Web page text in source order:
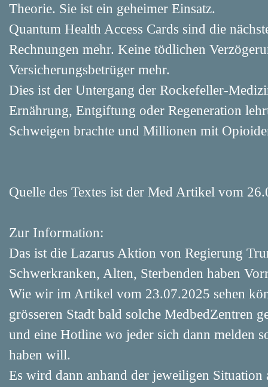
Theorie. Sie ist ein geheimer Einsatz.
Quantum Health Access Cards sind die
Rechnungen mehr. Keine tödlichen
Versicherungsbetrüger mehr.
Dies ist der Untergang der Rockefeller-
Ernährung, Entgiftung oder Regeneration
Schweigen brachte und Millionen mit
Quelle des Textes ist der Med Artikel vom
Zur Information:
Das ist die Lazarus Aktion von Regierung
Schwerkranken, Alten, Sterbenden haben
Wie wir im Artikel vom 23.07.2025 sehen
grösseren Stadt bald solche MedbedZentren
und eine Hotline wo jeder sich dann melden
haben will.
Es wird dann anhand der jeweiligen Situation